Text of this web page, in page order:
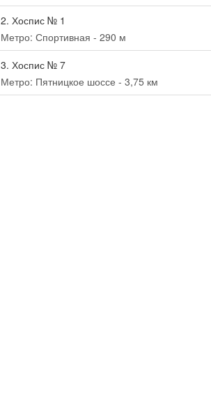
2. Хоспис № 1
Метро: Спортивная - 290 м
3. Хоспис № 7
Метро: Пятницкое шоссе - 3,75 км